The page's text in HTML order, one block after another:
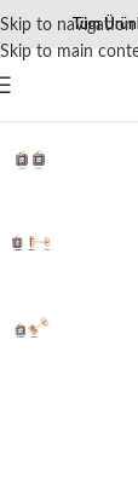
Skip to navigation
Skip to main
Tüm